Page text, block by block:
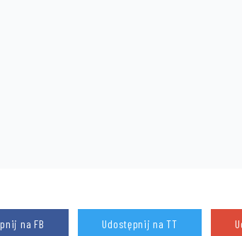
na FB Udostępnij na TT